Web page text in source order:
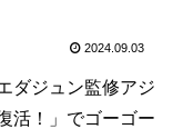
2024.09.03
ダジュン監修アジ
活！」でゴーゴー